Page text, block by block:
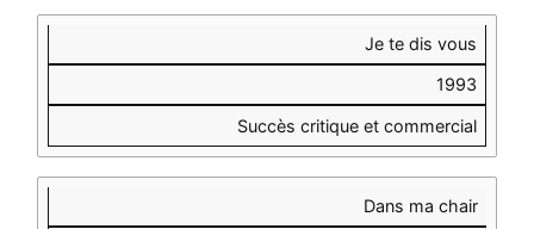
Je te dis vous
1993
Succès critique et commercial
Dans ma chair